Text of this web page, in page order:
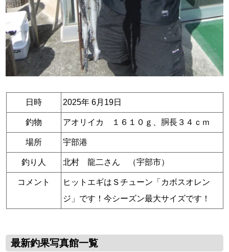
日時 2025年 6月19日
釣物 アオリイカ １６１０ｇ、胴長３４ｃｍ
場所 宇部港
釣り人 北村 龍二さん （宇部市）
コメント
ヒットエギはＳチューン「カボスオレン
ジ」です！今シーズン最大サイズです！
最新釣果写真館一覧